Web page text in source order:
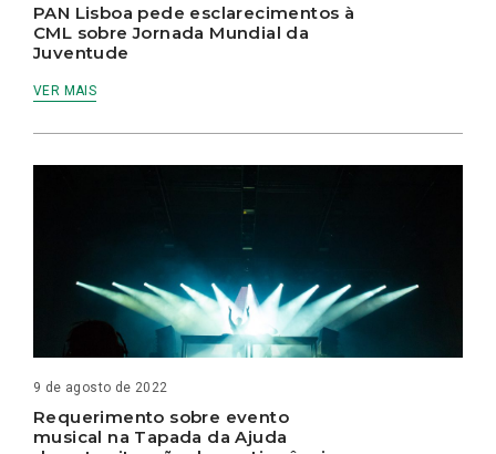
PAN Lisboa pede esclarecimentos à
CML sobre Jornada Mundial da
Juventude
VER MAIS
9 de agosto de 2022
Requerimento sobre evento
musical na Tapada da Ajuda